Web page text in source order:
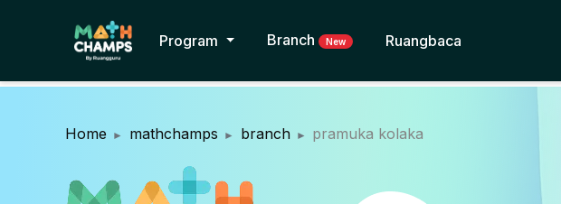
Program Branch New Ruangbaca
Home mathchamps branch pramuka kolaka